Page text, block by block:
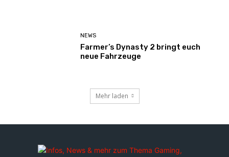
NEWS
Farmer’s Dynasty 2 bringt euch
neue Fahrzeuge
Mehr laden